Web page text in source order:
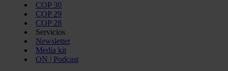
COP 30
COP 29
COP 28
Servicios
Newsletter
Media kit
ON | Podcast